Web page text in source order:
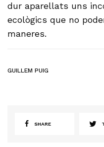
dur aparellats uns
ecològics que no
maneres.
GUILLEM PUIG
SHARE